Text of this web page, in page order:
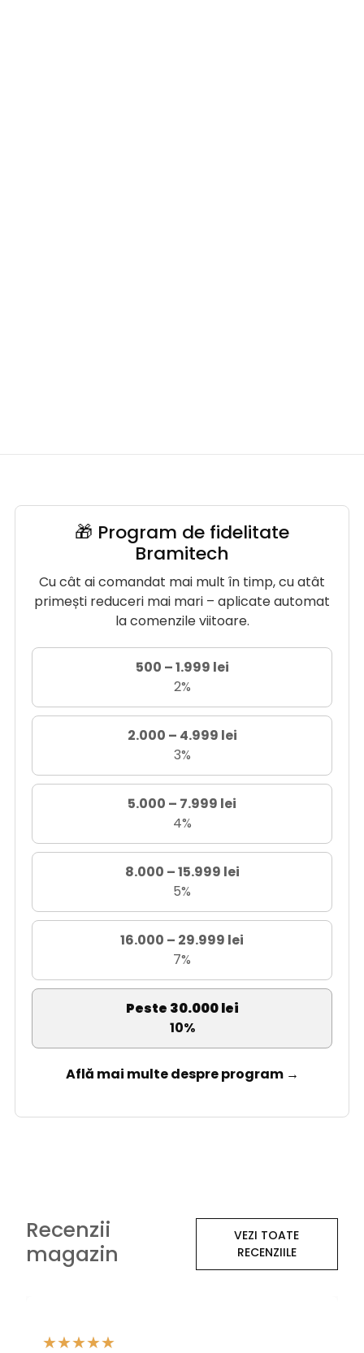
🎁 Program de fidelitate
Bramitech
Cu cât ai comandat mai mult în timp, cu atât
primești reduceri mai mari – aplicate automat
la comenzile viitoare.
500 – 1.999 lei
2%
2.000 – 4.999 lei
3%
5.000 – 7.999 lei
4%
8.000 – 15.999 lei
5%
16.000 – 29.999 lei
7%
Peste 30.000 lei
10%
Află mai multe despre program →
Recenzii
magazin
VEZI TOATE
RECENZIILE